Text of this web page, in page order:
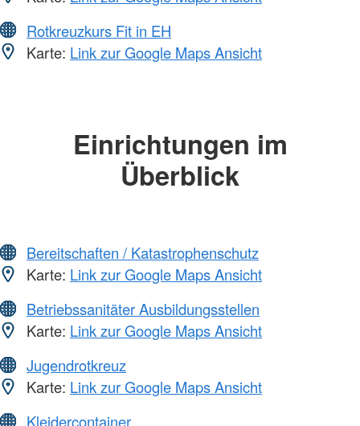
Rotkreuzkurs Fit in EH
Karte: Link zur Google Maps Ansicht
Einrichtungen im
Überblick
Bereitschaften / Katastrophenschutz
Karte: Link zur Google Maps Ansicht
Betriebssanitäter Ausbildungsstellen
Karte: Link zur Google Maps Ansicht
Jugendrotkreuz
Karte: Link zur Google Maps Ansicht
Kleidercontainer